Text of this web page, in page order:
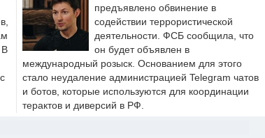
В
предъявлено обвинение в
содействии террористической
деятельности. ФСБ сообщила, что
он будет объявлен в
международный розыск. Основанием для этого
стало неудаление администрацией Telegram чатов
и ботов, которые используются для координации
терактов и диверсий в РФ.